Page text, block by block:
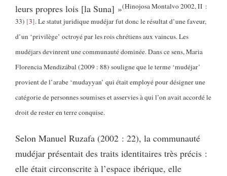
leurs propres lois [la Suna] »(Hinojosa Montalvo 2002, II :
33) 3 . Le statut juridique mudéjar fut donc le résultat d’une faveur,
d’un ‘privilège’ octroyé par les rois chrétiens aux vaincus. Les
mudéjars devinrent une communauté dominée. Dans ce sens, Maria
Florencia Mendizábal (2009 : 88) souligne que le terme ‘mudéjar’
provient de l’arabe ‘mudayyan’ qui était employé pour désigner une
catégorie de personnes soumises et asservies à qui l’on avait accordé le
droit de rester en terre conquise.
Selon Manuel Ruzafa (2002 : 22), la communauté
mudéjar présentait des traits identitaires très précis :
elle était circonscrite à l’espace ibérique, elle